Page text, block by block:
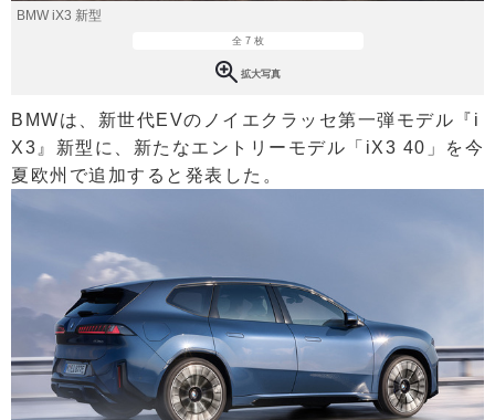
BMW iX3 新型
全 7 枚
拡大写真
BMWは、新世代EVのノイエクラッセ第一弾モデル『i
X3』新型に、新たなエントリーモデル「iX3 40」を今
夏欧州で追加すると発表した。